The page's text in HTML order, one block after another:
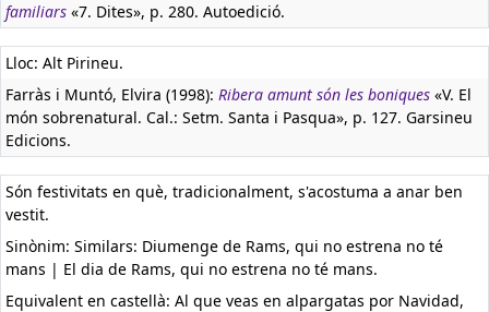
familiars «7. Dites», p. 280. Autoedició.
Lloc: Alt Pirineu.
Farràs i Muntó, Elvira (1998): Ribera amunt són les boniques «V. El
món sobrenatural. Cal.: Setm. Santa i Pasqua», p. 127. Garsineu
Edicions.
Són festivitats en què, tradicionalment, s'acostuma a anar ben
vestit.
Sinònim: Similars: Diumenge de Rams, qui no estrena no té
mans | El dia de Rams, qui no estrena no té mans.
Equivalent en castellà: Al que veas en alpargatas por Navidad,